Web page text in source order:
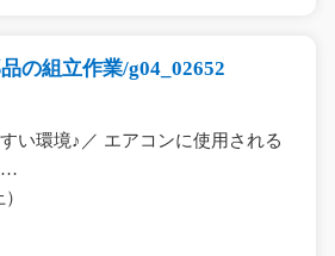
の組立作業/g04_02652
い環境♪／ エアコンに使用される
…